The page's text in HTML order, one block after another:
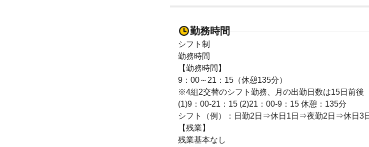
勤務時間
シフト制
勤務時間
【勤務時間】
9：00～21：15（休憩135分）
※4組2交替のシフト勤務、月の出勤日数は15日前後
(1)9：00-21：15 (2)21：00-9：15 休憩：135分
シフト（例）：日勤2日⇒休日1日⇒夜勤2日⇒休日3
【残業】
残業基本なし